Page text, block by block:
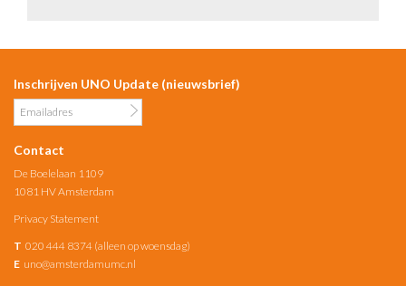
Inschrijven UNO Update (nieuwsbrief)
Contact
De Boelelaan 1109
1081 HV Amsterdam
Privacy Statement
T 020 444 8374 (alleen op woensdag)
E uno@amsterdamumc.nl